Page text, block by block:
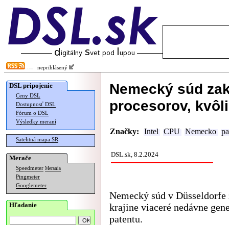
neprihlásený
DSL pripojenie
Ceny DSL
Dostupnosť DSL
Fórum o DSL
Výsledky meraní
Satelitná mapa SR
Merače
Speedmeter Merania
Pingmeter
Googlemeter
Hľadanie
Nemecký súd
procesorov,
Značky: Intel CPU Nemecko
DSL.sk, 8.2.2024
Nemecký súd v
krajine viaceré nedávne
patentu.